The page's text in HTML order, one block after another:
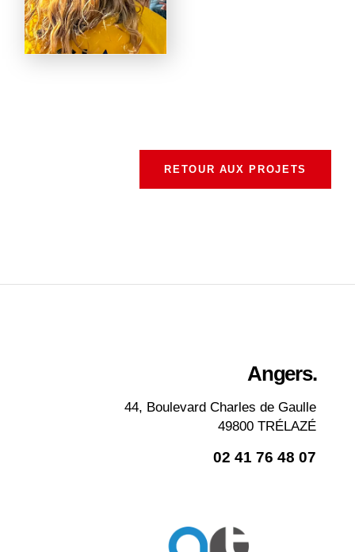
RETOUR AUX PROJETS
Angers.
44, Boulevard Charles de Gaulle
49800 TRÉLAZÉ
02 41 76 48 07